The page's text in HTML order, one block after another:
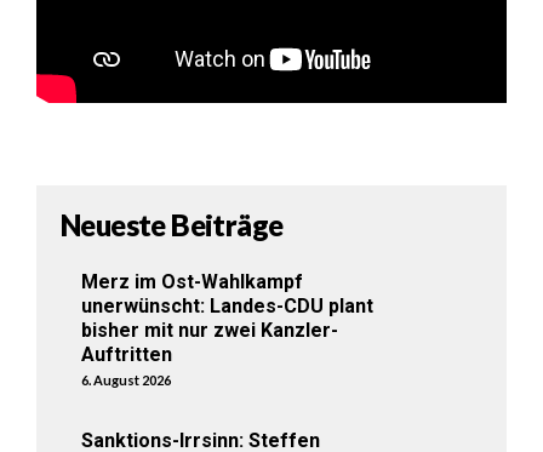
Neueste Beiträge
Merz im Ost-Wahlkampf
unerwünscht: Landes-CDU plant
bisher mit nur zwei Kanzler-
Auftritten
6. August 2026
Sanktions-Irrsinn: Steffen